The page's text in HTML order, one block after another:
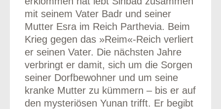
mit seinem Vater Badr und seiner
Mutter Esra im Reich Parthevia. Beim
Krieg gegen das »Reim«-Reich verliert
er seinen Vater. Die nächsten Jahre
verbringt er damit, sich um die Sorgen
seiner Dorfbewohner und um seine
kranke Mutter zu kümmern – bis er auf
den mysteriösen Yunan trifft. Er begibt